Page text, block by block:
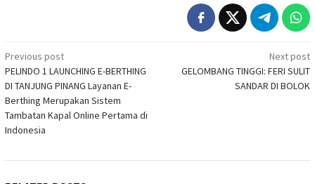
Post
navigation
Previous post
PELINDO 1 LAUNCHING E-BERTHING
DI TANJUNG PINANG Layanan E-
Berthing Merupakan Sistem
Tambatan Kapal Online Pertama di
Indonesia
Next post
GELOMBANG TINGGI: FERI SULIT
SANDAR DI BOLOK